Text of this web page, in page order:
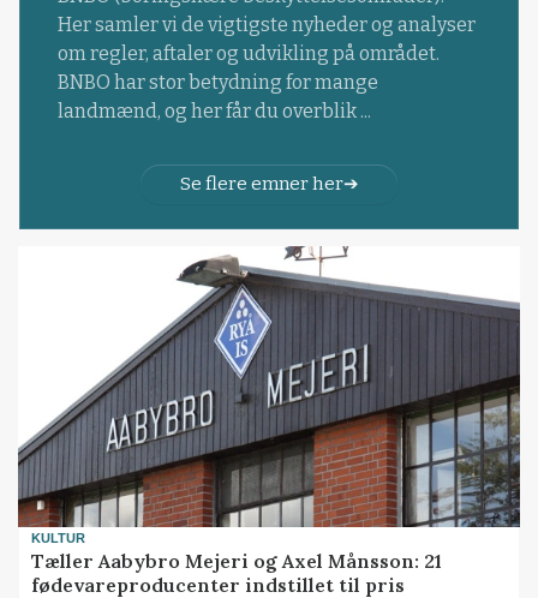
Her samler vi de vigtigste nyheder og analyser
om regler, aftaler og udvikling på området.
BNBO har stor betydning for mange
landmænd, og her får du overblik ...
Se flere emner her
KULTUR
Tæller Aabybro Mejeri og Axel Månsson: 21
fødevareproducenter indstillet til pris